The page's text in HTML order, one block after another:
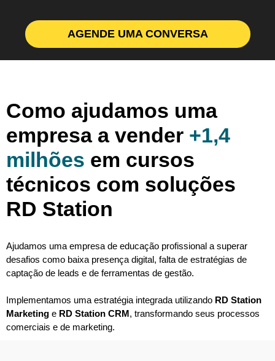
AGENDE UMA CONVERSA
Como ajudamos uma
empresa a vender +1,4
milhões em cursos
técnicos com soluções
RD Station
Ajudamos uma empresa de educação profissional a superar
desafios como baixa presença digital, falta de estratégias de
captação de leads e de ferramentas de gestão.
Implementamos uma estratégia integrada utilizando RD Station
Marketing e RD Station CRM, transformando seus processos
comerciais e de marketing.